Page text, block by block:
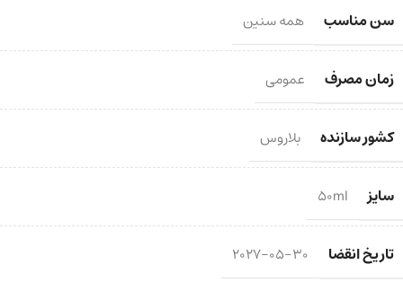
سن مناسب همه سنین
زمان مصرف عمومی
کشور سازنده بلاروس
سایز 50ml
تاریخ انقضا 2027-05-30